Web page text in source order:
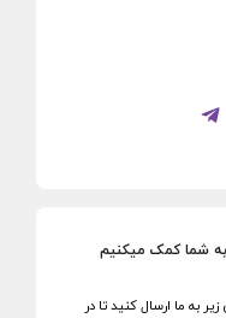
به شما کمک میکنیم
به ما ارسال کنید تا در